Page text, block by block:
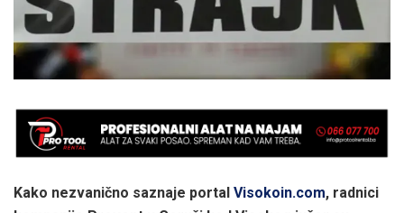
Kako nezvanično saznaje portal Visokoin.com, radnici